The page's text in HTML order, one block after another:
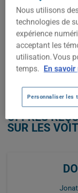
Essayez un autre
commencez une
Pour trouver la
RAM, il est plus
disponibles.
OBTENEZ UNE
OFFRES
SUR LES
Nous utilisons
technologies de
expérience
acceptant les
utilisation. Vous
temps. En
Personnaliser les